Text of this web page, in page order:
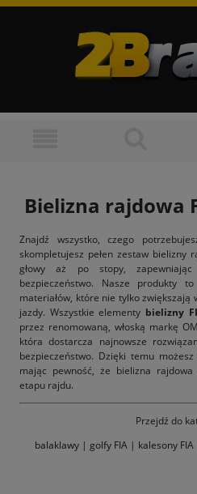
Bielizna rajdowa
Znajdź wszystko, czego
skompletujesz pełen zestaw bielizny
głowy aż po stopy,
bezpieczeństwo. Nasze produkty
materiałów, które nie tylko zwiększają
jazdy. Wszystkie elementy bielizny
przez renomowaną, włoską markę
która dostarcza najnowsze
bezpieczeństwo. Dzięki temu
mając pewność, że bielizna
etapu rajdu.
Przejdź do
balaklawy | golfy FIA | kalesony FIA